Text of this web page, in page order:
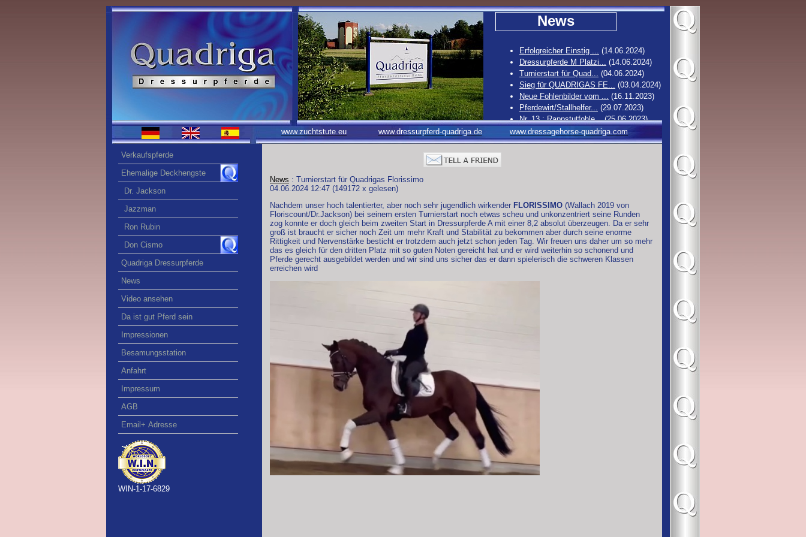
News
Erfolgreicher Einstig ... (14.06.2024)
Dressurpferde M Platzi... (14.06.2024)
Turnierstart für Quad... (04.06.2024)
Sieg für QUADRIGAS FE... (03.04.2024)
Neue Fohlenbilder vom ... (16.11.2023)
Pferdewirt/Stallhelfer... (29.07.2023)
Nr. 13 : Rappstutfohle...(25.06.2023)
Nr. 12 : Hengstfohlen ...(19.06.2023)
Nr. 11 : Stutfohlen vo...(16.06.2023)
Verkaufspferde
Ehemalige Deckhengste
Dr. Jackson
Jazzman
Ron Rubin
Don Cismo
Quadriga Dressurpferde
News
Video ansehen
Da ist gut Pferd sein
Impressionen
Besamungsstation
Anfahrt
Impressum
AGB
Email+ Adresse
WIN-1-17-6829
www.zuchtstute.eu www.dressurpferd-quadriga.de www.dressagehorse-quadriga.com
News : Turnierstart für Quadrigas Florissimo
04.06.2024 12:47 (149172 x gelesen)
Nachdem unser hoch talentierter, aber noch sehr jugendlich wirkender FLORISSIMO (Wallach 2019 von
Floriscount/Dr.Jackson) bei seinem ersten Turnierstart noch etwas scheu und unkonzentriert seine Runden
zog konnte er doch gleich beim zweiten Start in Dressurpferde A mit einer 8,2 absolut überzeugen. Da er sehr
groß ist braucht er sicher noch Zeit um mehr Kraft und Stabilität zu bekommen aber durch seine enorme
Rittigkeit und Nervenstärke besticht er trotzdem auch jetzt schon jeden Tag. Wir freuen uns daher um so mehr
das es gleich für den dritten Platz mit so guten Noten gereicht hat und er wird weiterhin so schonend und
Pferde gerecht ausgebildet werden und wir sind uns sicher das er dann spielerisch die schweren Klassen
erreichen wird